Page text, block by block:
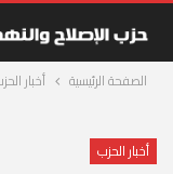
الصفحة الرئيسية أخبار
أخبار الحزب